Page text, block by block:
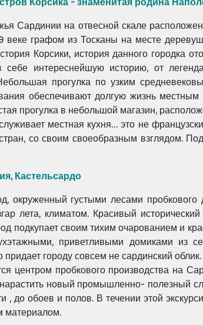
Сардинии на отвесной скале
веке графом из Тосканы на месте
Корсики, история данного городка
интереснейшую историю, от
прогулка по узким
обеспечивают долгую жизнь
прогулка в небольшой магазин,
местная кухня… это не
со своим своеобразным взглядом.
Кастельсардо
окруженный густыми лесами
лета, климатом. Красивый
подкупает своим тихим очарованием и
приветливыми домиками из
городу совсем не сардинский облик.
центром пробкового производства на
новый промышленно- полезный
до обоев и полов. В течении этой
материалом.